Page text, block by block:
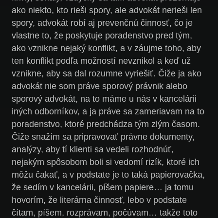
ako niekto, kto rieši spory, ale advokát nerieši len
spory, advokát robí aj prevenčnú činnosť, čo je
vlastne to, že poskytuje poradenstvo pred tým,
ako vznikne nejaký konflikt, a v záujme toho, aby
ten konflikt podľa možností nevznikol a keď už
vznikne, aby sa dal rozumne vyriešiť. Čiže ja ako
advokát nie som práve sporový právnik alebo
sporový advokát, na to máme u nás v kancelárii
iných odborníkov, a ja práve sa zameriavam na to
poradenstvo, ktoré predchádza tým zlým časom.
Čiže snažím sa pripravovať právne dokumenty,
analýzy, aby tí klienti sa vedeli rozhodnúť,
nejakým spôsobom boli si vedomí rizík, ktoré ich
môžu čakať, a v podstate je to taká papierovačka,
že sedím v kancelárii, píšem papiere… ja tomu
hovorím, že literárna činnosť, lebo v podstate
čítam, píšem, rozprávam, počúvam… takže toto